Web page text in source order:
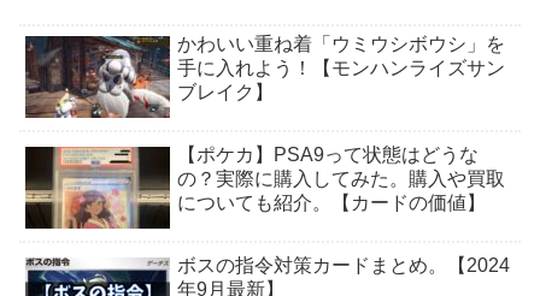
かわいい重ね着「ウミウシボウシ」を
手に入れよう！【モンハンライズサン
ブレイク】
【ポケカ】PSA9って状態はどうな
の？実際に購入してみた。購入や買取
についても紹介。【カードの価値】
ボスの指令対策カードまとめ。【2024
年9月最新】